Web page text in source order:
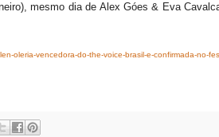
mesmo dia de Alex Góes & Eva
oleria-vencedora-do-the-voice-brasil-e-confirmada-no-